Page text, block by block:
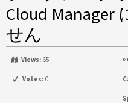
Cloud Manager
せん
Views: 65
Votes: 0